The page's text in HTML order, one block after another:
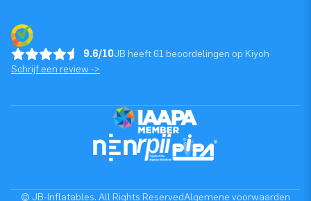
9.6/10JB heeft 61 beoordelingen op Kiyoh
Schrijf een review ->
© JB-Inflatables. All Rights ReservedAlgemene voorwaarden